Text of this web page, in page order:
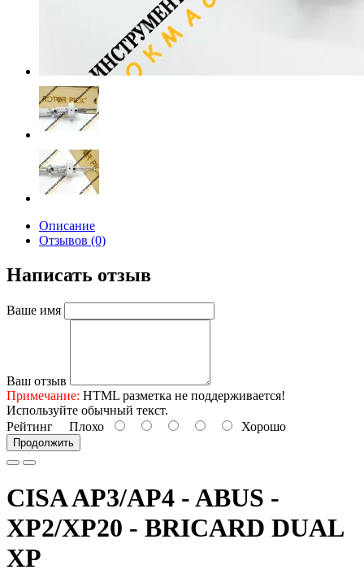
Описание
Отзывов (0)
Написать отзыв
Ваше имя
Ваш отзыв
Примечание: HTML разметка не поддерживается!
Используйте обычный текст.
Рейтинг Плохо Хорошо
Продолжить
CISA AP3/AP4 - ABUS -
XP2/XP20 - BRICARD DUAL
XP